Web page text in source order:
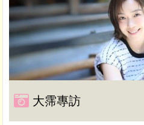
大霈專訪